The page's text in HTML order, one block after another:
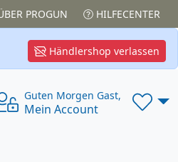
PROGUN HILFECENTER
Händlershop verlassen
Guten Morgen Gast,
Mein Account